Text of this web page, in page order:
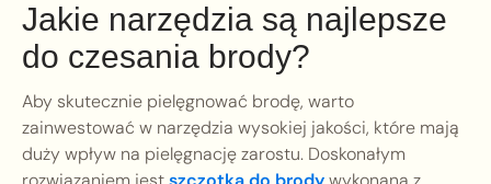
Jakie narzędzia są najlepsze
do czesania brody?
Aby skutecznie pielęgnować brodę, warto
zainwestować w narzędzia wysokiej jakości, które mają
duży wpływ na pielęgnację zarostu. Doskonałym